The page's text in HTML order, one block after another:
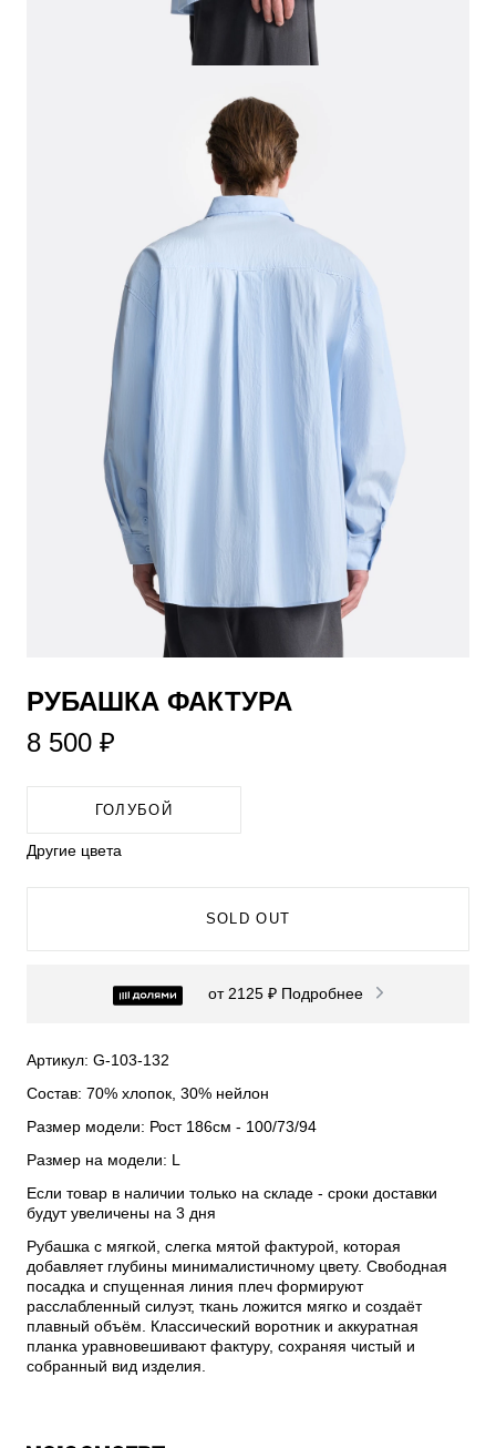
РУБАШКА ФАКТУРА
8 500 ₽
ГОЛУБОЙ
Другие цвета
SOLD OUT
от 2125 ₽ Подробнее
Артикул: G-103-132
Состав: 70% хлопок, 30% нейлон
Размер модели: Рост 186см - 100/73/94
Размер на модели: L
Если товар в наличии только на складе - сроки доставки
будут увеличены на 3 дня
Рубашка с мягкой, слегка мятой фактурой, которая
добавляет глубины минималистичному цвету. Свободная
посадка и спущенная линия плеч формируют
расслабленный силуэт, ткань ложится мягко и создаёт
плавный объём. Классический воротник и аккуратная
планка уравновешивают фактуру, сохраняя чистый и
собранный вид изделия.